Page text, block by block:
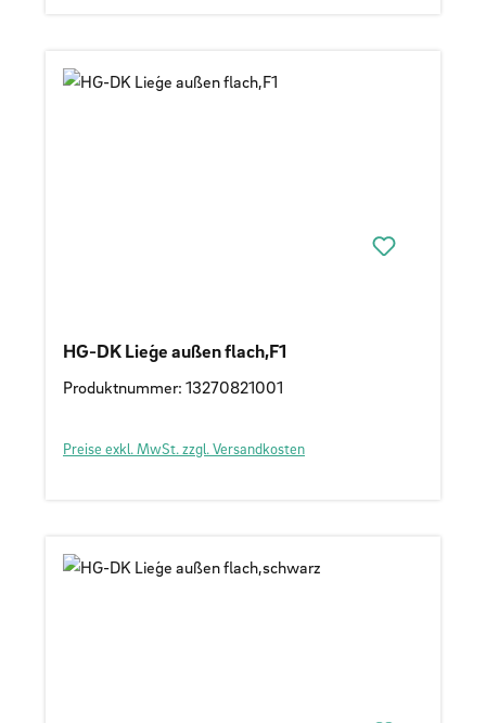
HG-DK Lieǵe außen flach,F1
Produktnummer: 13270821001
Preise exkl. MwSt. zzgl. Versandkosten